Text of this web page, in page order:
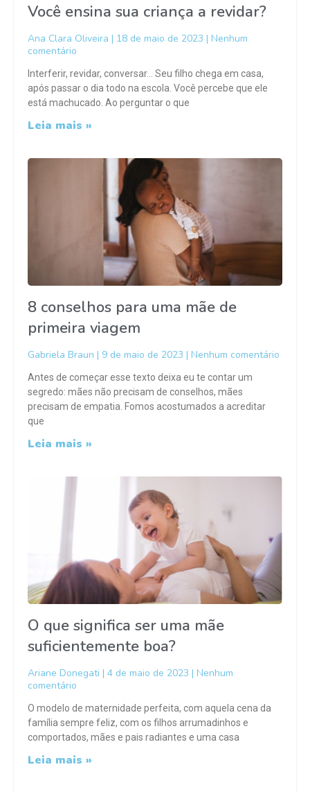
Você ensina sua criança a revidar?
Ana Clara Oliveira 18 de maio de 2023
Nenhum
comentário
Interferir, revidar, conversar… Seu filho chega em casa,
após passar o dia todo na escola. Você percebe que ele
está machucado. Ao perguntar o que
Leia mais »
8 conselhos para uma mãe de
primeira viagem
Gabriela Braun 9 de maio de 2023 Nenhum comentário
Antes de começar esse texto deixa eu te contar um
segredo: mães não precisam de conselhos, mães
precisam de empatia. Fomos acostumados a acreditar
que
Leia mais »
O que significa ser uma mãe
suficientemente boa?
Ariane Donegati 4 de maio de 2023
Nenhum
comentário
O modelo de maternidade perfeita, com aquela cena da
família sempre feliz, com os filhos arrumadinhos e
comportados, mães e pais radiantes e uma casa
Leia mais »